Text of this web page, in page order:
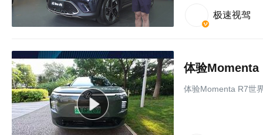
极速视驾
体验Momenta
体验Momenta R7世